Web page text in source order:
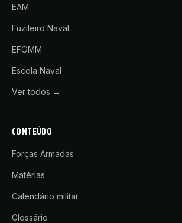
EAM
Fuzileiro Naval
EFOMM
Escola Naval
Ver todos →
CONTEÚDO
Forças Armadas
Matérias
Calendário militar
Glossário